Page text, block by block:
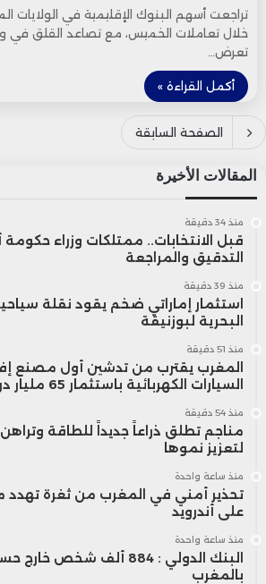
تراجعت أسهم البنوك الإقليمية في الولايات
خلال تعاملات الخميس، مع تصاعد القلق في
تعرض…
أكمل القراءة »
الصفحة السابقة
المقالات الأخيرة
منذ 34 دقيقة
قبل الانتخابات.. ممتلكات وزراء
التدقيق والمراجعة
منذ 39 دقيقة
استثمار إماراتي ضخم يقود نقلة
البحرية لبوزنيقة
منذ 51 دقيقة
المغرب يقترب من تدشين أول مصنع
السيارات الكهربائية باستثمار 65 مليار درهم
منذ 54 دقيقة
مناجم تطلق ذراعاً جديداً للطاقة
لتعزيز نموها
منذ ساعة واحدة
على أندرويد
منذ ساعة واحدة
البنك الدولي : 884 ألف شخص
بالمغرب